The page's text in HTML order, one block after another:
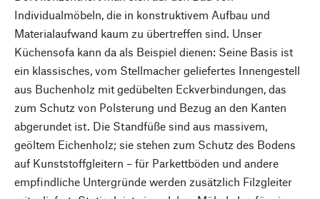
Individualmöbeln, die in konstruktivem Aufbau und
Materialaufwand kaum zu übertreffen sind. Unser
Küchensofa kann da als Beispiel dienen: Seine Basis ist
ein klassisches, vom Stellmacher geliefertes Innengestell
aus Buchenholz mit gedübelten Eckverbindungen, das
zum Schutz von Polsterung und Bezug an den Kanten
abgerundet ist. Die Standfüße sind aus massivem,
geöltem Eichenholz; sie stehen zum Schutz des Bodens
auf Kunststoffgleitern – für Parkettböden und andere
empfindliche Untergründe werden zusätzlich Filzgleiter